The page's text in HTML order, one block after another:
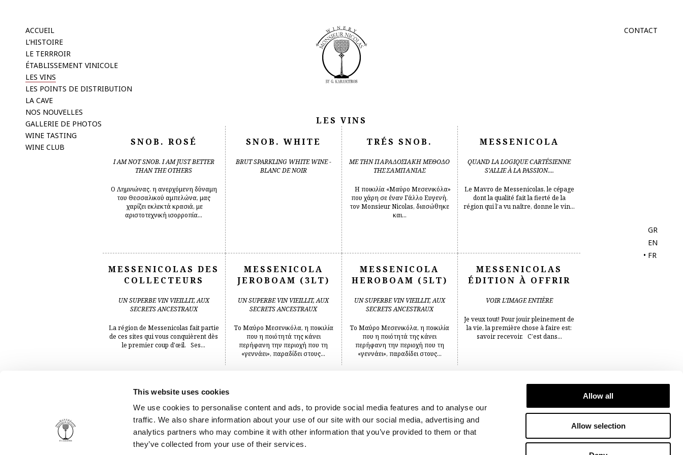
This website uses cookies
We use cookies to personalise content and ads, to provide social media features and to analyse our
traffic. We also share information about your use of our site with our social media, advertising and
analytics partners who may combine it with other information that you’ve provided to them or that
they’ve collected from your use of their services.
Allow all
Allow selection
ACCUEIL
L’HISTOIRE
LE TERRROIR
ÉTABLISSEMENT VINICOLE
LES VINS
LES POINTS DE DISTRIBUTION
LA CAVE
NOS NOUVELLES
GALLERIE DE PHOTOS
WINE TASTING
WINE CLUB
CONTACT
GR
EN
• FR
LES VINS
SNOB. ROSÉ
I AM NOT SNOB. I AM JUST BETTER
THAN THE OTHERS
Ο Λημνιώνας, η ανερχόμενη δύναμη
του Θεσσαλικού αμπελώνα, μας
χαρίζει εκλεκτά κρασιά, με
αριστοτεχνική ισορροπία...
SNOB. WHITE
BRUT SPARKLING WHITE WINE -
BLANC DE NOIR
TRÉS SNOB.
ΜΕ ΤΗΝ ΠΑΡΑΔΟΣΙΑΚΗ ΜΕΘΟΔΟ
ΤΗΣ ΣΑΜΠΑΝΙΑΣ
Η ποικιλία «Μαύρο Μεσενικόλα»
που χάρη σε έναν Γάλλο Ευγενή,
τον Monsieur Nicolas, διασώθηκε
και...
MESSENICOLA
QUAND LA LOGIQUE CARTÉSIENNE
S’ALLIE À LA PASSION....
Le Mavro de Messenicolas, le cépage
dont la qualité fait la fierté de la
région qui l’a vu naître, donne le vin...
MESSENICOLAS DES
COLLECTEURS
UN SUPERBE VIN VIEILLIT, AUX
SECRETS ANCESTRAUX
La région de Messenicolas fait partie
de ces sites qui vous conquièrent dès
le premier coup d'œil. Ses...
MESSENICOLA
JEROBOAM (3LT)
UN SUPERBE VIN VIEILLIT, AUX
SECRETS ANCESTRAUX
Το Μαύρο Μεσενικόλα, η ποικιλία
που η ποιότητά της κάνει
περήφανη την περιοχή που τη
«γεννάει», παραδίδει στους...
MESSENICOLA
HEROBOAM (5LT)
UN SUPERBE VIN VIEILLIT, AUX
SECRETS ANCESTRAUX
Το Μαύρο Μεσενικόλα, η ποικιλία
που η ποιότητά της κάνει
περήφανη την περιοχή που τη
«γεννάει», παραδίδει στους...
MESSENICOLAS
ÉDITION À OFFRIR
VOIR L’IMAGE ENTIÈRE
Je veux tout! Pour jouir pleinement de
la vie, la première chose à faire est:
savoir recevoir. C’est dans...
MOI, JE M’EN FOUS!
BLANC
VIF, FRAIS, DIVERTISSANT
Le Malagousia, « roi » incontesté des
FOUS! ROSÉ
FRAIS, DOUX, LUDIQUE
Le climat et le sol aux pieds des
FOUS! ROUGE
FRAIS, POIVRÉ, DYNAMIQUE
VIN ROUGE VIEILLI
Notre vin rouge chéri MOI, JE M’EN